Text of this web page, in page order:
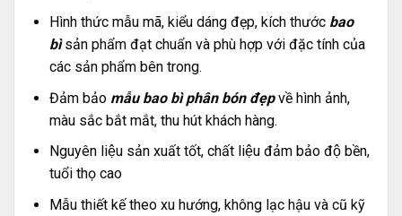
Hình thức mẫu mã, kiểu dáng đẹp, kích thước bao
bìsản phẩm đạt chuẩn và phù hợp với đặc tính của
các sản phẩm bên trong.
Đảm bảo mẫu bao bì phân bón đẹpvề hình ảnh,
màu sắc bắt mắt, thu hút khách hàng.
Nguyên liệu sản xuất tốt, chất liệu đảm bảo độ bền,
tuổi thọ cao
Mẫu thiết kế theo xu hướng, không lạc hậu và cũ kỹ